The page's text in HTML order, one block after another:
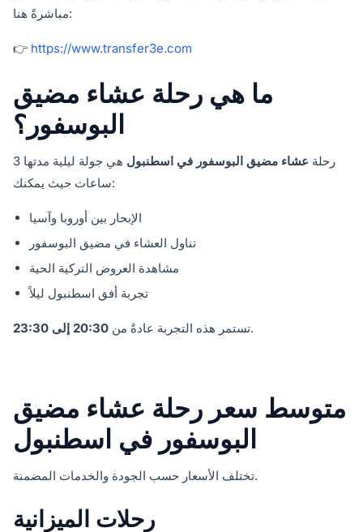
مباشرةً هنا:
👉 https://www.transfer3e.com
ما هي رحلة عشاء مضيق
البوسفور؟
رحلة عشاء مضيق البوسفور في اسطنبول
هي جولة ليلية مدتها 3
ساعات حيث يمكنك:
الإبحار بين أوروبا وآسيا
تناول العشاء في مضيق البوسفور
مشاهدة العروض التركية الحية
تجربة أفق اسطنبول ليلاً
تستمر هذه التجربة عادةً من 20:30 إلى 23:30 .
متوسط سعر رحلة عشاء مضيق
البوسفور في اسطنبول
تختلف الأسعار حسب الجودة والخدمات المضمنة.
رحلات الميزانية